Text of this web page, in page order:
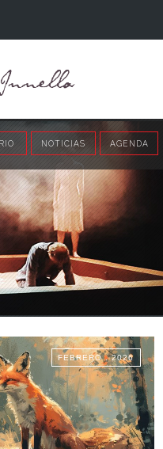
NOTICIAS AGENDA
FEBRERO . 2026